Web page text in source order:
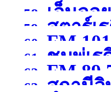
เชียงใหม่ )
58.
เอ็นจอ
ขอนแก่น )
59.
สตาร์เ
เชียงราย )
60. FM
สมุทรปรา
61. ชมพู่เร
62. FM
63.
สถานีวิ